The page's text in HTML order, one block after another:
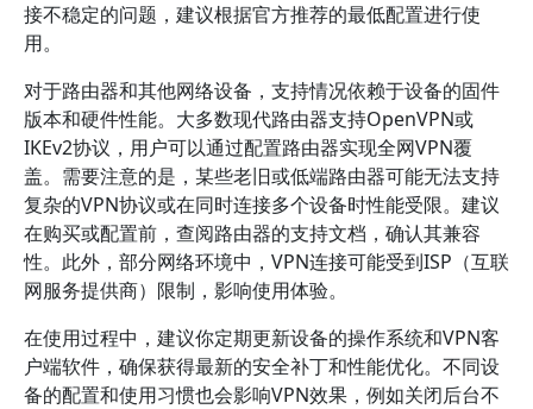
接不稳定的问题，建议根据官方推荐的最低配置进行使
用。
对于路由器和其他网络设备，支持情况依赖于设备的固件
版本和硬件性能。大多数现代路由器支持OpenVPN或
IKEv2协议，用户可以通过配置路由器实现全网VPN覆
盖。需要注意的是，某些老旧或低端路由器可能无法支持
复杂的VPN协议或在同时连接多个设备时性能受限。建议
在购买或配置前，查阅路由器的支持文档，确认其兼容
性。此外，部分网络环境中，VPN连接可能受到ISP（互联
网服务提供商）限制，影响使用体验。
在使用过程中，建议你定期更新设备的操作系统和VPN客
户端软件，确保获得最新的安全补丁和性能优化。不同设
备的配置和使用习惯也会影响VPN效果，例如关闭后台不